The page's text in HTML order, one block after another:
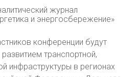
журнал
и энергосбережение»
конференции будут
транспортной,
инфраструктуры в регионах